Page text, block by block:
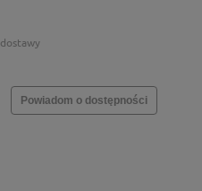
Powiadom o dostępności